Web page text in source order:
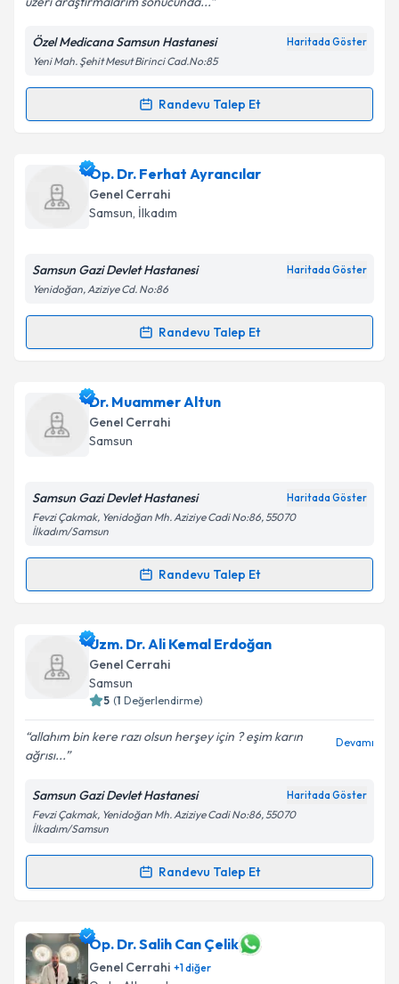
Kişisel verilerimin işlenmesine ilişkin
Aydınlatma
Metni'ni okudum ve kişisel verilerimin belirtilen
kapsamda işlenmesini kabul ediyorum.
Özel Medicana Samsun Hastanesi Haritada Göster
Yeni Mah. Şehit Mesut Birinci Cad.No:85
Randevu Talep Et
Randevu Takvimi Talebi
Doç. Dr. Kerim Güzel için randevu takvimi talebi
oluşturun. Size bu uzmandan randevu almanız için bir
takvim hazırlandığında e-posta ile bilgilendireceğiz.
Kişisel verilerimin işlenmesine ilişkin
Metni'ni okudum ve kişisel verilerimin belirtilen
Takvim Talebini Gönder
Op. Dr. Ferhat Ayrancılar
Genel Cerrahi
Samsun, İlkadım
Samsun Gazi Devlet Hastanesi Haritada Göster
Yenidoğan, Aziziye Cd. No:86
Randevu Talep Et
Randevu Takvimi Talebi
Op. Dr. Ferhat Ayrancılariçin randevu takvimi talebi
oluşturun. Size bu uzmandan randevu almanız için bir
takvim hazırlandığında e-posta ile bilgilendireceğiz.
Kişisel verilerimin işlenmesine ilişkinAydınlatma
'ni okudum ve kişisel verilerimin belirtilen
kapsamda işlenmesini kabul ediyorum.
Takvim Talebini Gönder
Dr. Muammer Altun
Genel Cerrahi
Samsun
Samsun Gazi Devlet Hastanesi Haritada Göster
Fevzi Çakmak, Yenidoğan Mh. Aziziye Cadi No:86, 55070
İlkadım/Samsun
Randevu Talep Et
Randevu Takvimi Talebi
Dr. Muammer Altuniçin randevu takvimi talebi
oluşturun. Size bu uzmandan randevu almanız için bir
takvim hazırlandığında e-posta ile bilgilendireceğiz.
Kişisel verilerimin işlenmesine ilişkin
Aydınlatma
Metni'ni okudum ve kişisel verilerimin belirtilen
kapsamda işlenmesini kabul ediyorum.
Takvim Talebini Gönder
Uzm. Dr. Ali Kemal Erdoğan
Genel Cerrahi
Samsun
5 (1 Değerlendirme)
allahım bin kere razı olsun herşey için ? eşim karın
ağrısı...
Devamı
Samsun Gazi Devlet Hastanesi Haritada Göster
Fevzi Çakmak, Yenidoğan Mh. Aziziye Cadi No:86, 55070
İlkadım/Samsun
Randevu Talep Et
Randevu Takvimi Talebi
Uzm. Dr. Ali Kemal Erdoğaniçin randevu takvimi
talebi oluşturun. Size bu uzmandan randevu almanız
için bir takvim hazırlandığında e-posta ile
Op. Dr. Salih Can Çelik
Genel Cerrahi +1diğer